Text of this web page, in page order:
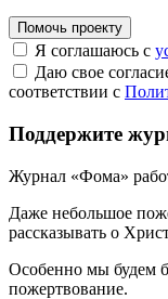
Помочь проекту
Я соглашаюсь с
Даю свое
соответствии с
Поддержите
Журнал «Фома»
Даже небольшое
рассказывать о
Особенно мы будем
пожертвование.